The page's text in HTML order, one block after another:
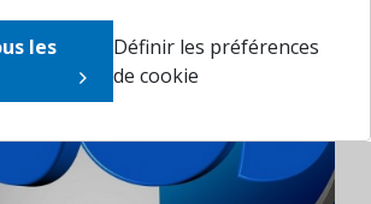
les
Définir les préférences
de cookie